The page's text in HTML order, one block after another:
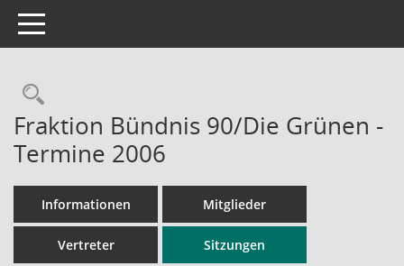
Toggle navigation
Rechercheauswahl
Fraktion Bündnis 90/Die Grünen -
Termine 2006
Informationen Mitglieder
Vertreter Sitzungen